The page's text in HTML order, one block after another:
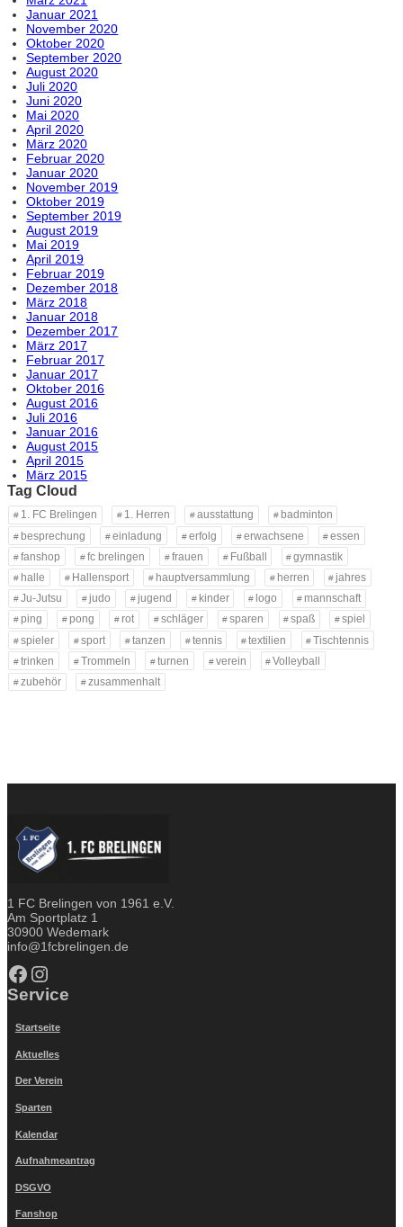
Januar 2021
November 2020
Oktober 2020
September 2020
August 2020
Juli 2020
Juni 2020
Mai 2020
April 2020
März 2020
Februar 2020
Januar 2020
November 2019
Oktober 2019
September 2019
August 2019
Mai 2019
April 2019
Februar 2019
Dezember 2018
März 2018
Januar 2018
Dezember 2017
März 2017
Februar 2017
Januar 2017
Oktober 2016
August 2016
Juli 2016
Januar 2016
August 2015
April 2015
März 2015
Tag Cloud
1. FC Brelingen 1. Herren ausstattung
badminton
besprechung
einladung erfolg erwachsene
essen
fanshop
fc brelingen frauen Fußball
gymnastik
halle
Hallensport hauptversammlung herren
jahres
Ju-Jutsu
judo jugend kinder logo
mannschaft
ping
pong rot schläger sparen spaß
spiel
spieler
sport tanzen tennis textilien
Tischtennis
trinken
Trommeln turnen verein
Volleyball
zubehör
zusammenhalt
1 FC Brelingen von 1961 e.V.
Am Sportplatz 1
30900 Wedemark
info@1fcbrelingen.de
Facebook Instagram
Service
Startseite
Aktuelles
Der Verein
Sparten
Kalendar
Aufnahmeantrag
DSGVO
Fanshop